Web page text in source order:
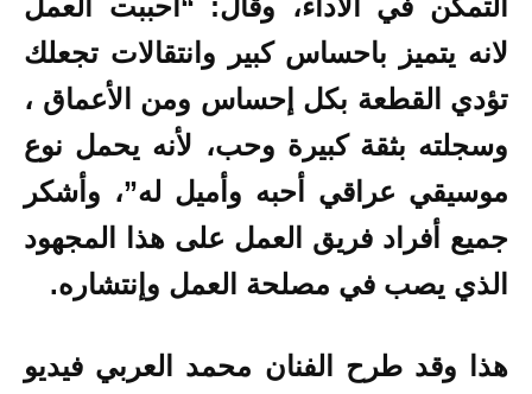
لانه يتميز باحساس كبير وانتقالات تجعلك
تؤدي القطعة بكل إحساس ومن الأعماق ،
وسجلته بثقة كبيرة وحب، لأنه يحمل نوع
موسيقي عراقي أحبه وأميل له”، وأشكر
جميع أفراد فريق العمل على هذا المجهود
الذي يصب في مصلحة العمل وإنتشاره.
هذا وقد طرح الفنان محمد العربي فيديو